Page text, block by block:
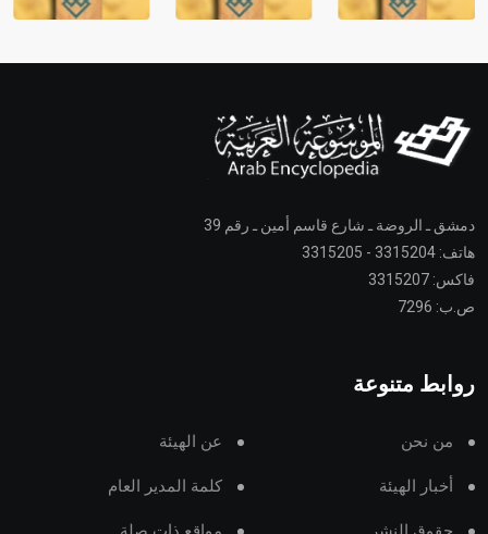
دمشق ـ الروضة ـ شارع قاسم أمين ـ رقم 39
هاتف: 3315204 - 3315205
فاكس: 3315207
ص.ب: 7296
روابط متنوعة
من نحن عن الهيئة
أخبار الهيئة كلمة المدير العام